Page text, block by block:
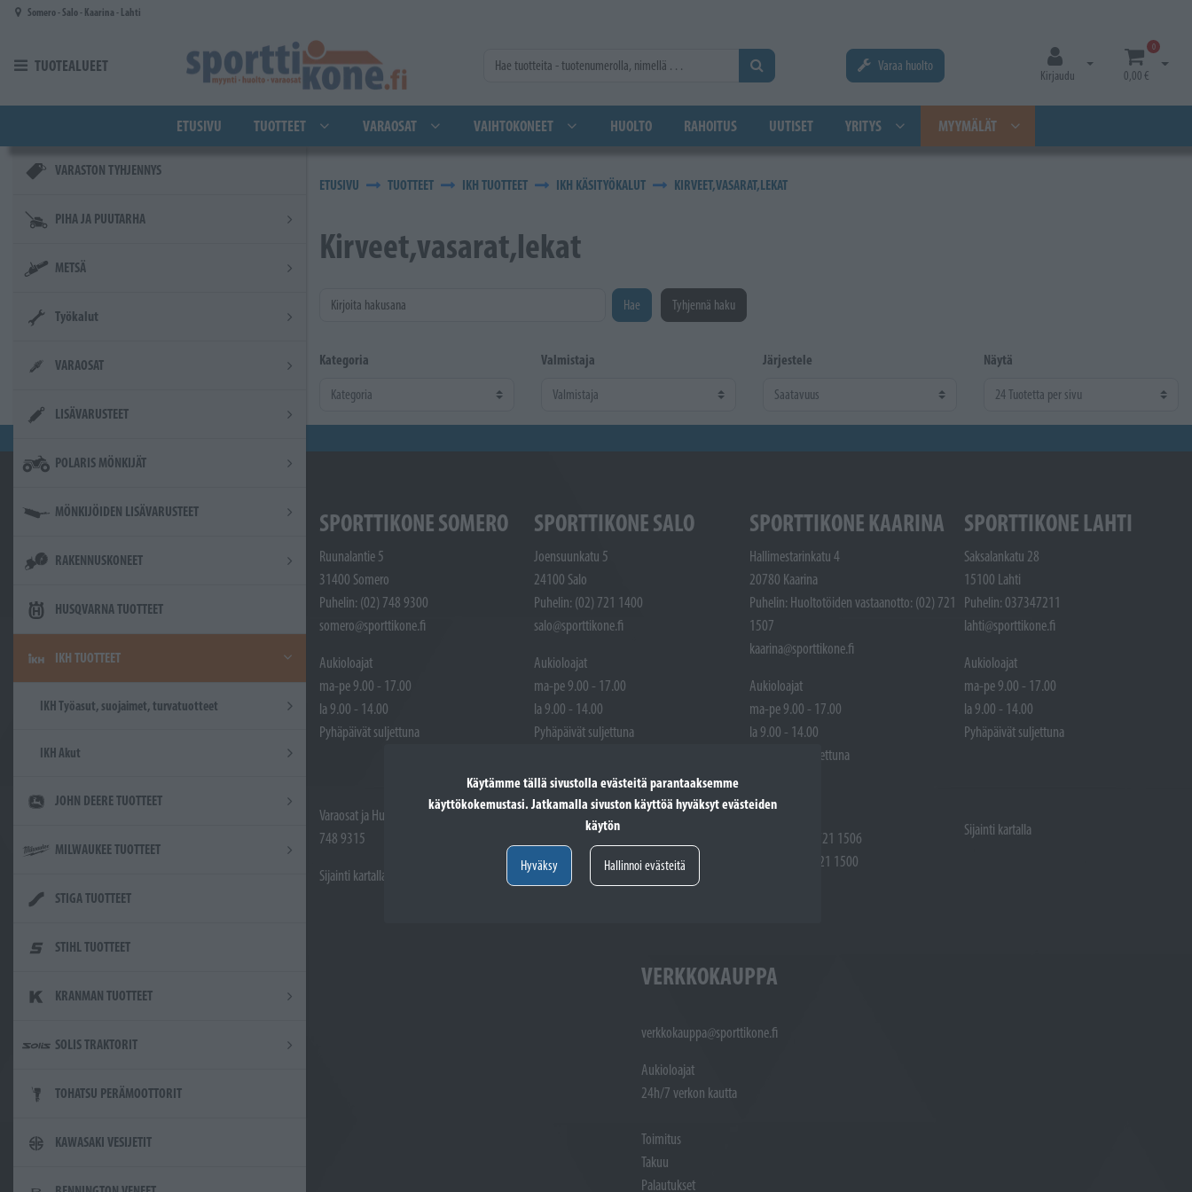
Käytämme tällä sivustolla evästeitä parantaaksemme
käyttökokemustasi. Jatkamalla sivuston käyttöä hyväksyt evästeiden
käytön
Hyväksy Hallinnoi evästeitä
Siirry pääsisältöön
Somero - Salo - Kaarina - Lahti
TUOTEALUEET Varaa huolto
Kirjaudu
Avaa kirjautuminen
0
0,00 €
Avaa
ETUSIVU TUOTTEET VARAOSAT VAIHTOKONEET HUOLTO RAHOITUS UUTISET YRITYS MYYMÄLÄT
VARASTON TYHJENNYS
PIHA JA PUUTARHA
METSÄ
Työkalut
VARAOSAT
LISÄVARUSTEET
POLARIS MÖNKIJÄT
MÖNKIJÖIDEN LISÄVARUSTEET
RAKENNUSKONEET
HUSQVARNA TUOTTEET
IKH TUOTTEET
IKH Työasut, suojaimet, turvatuotteet
IKH Akut
JOHN DEERE TUOTTEET
MILWAUKEE TUOTTEET
STIGA TUOTTEET
STIHL TUOTTEET
KRANMAN TUOTTEET
SOLIS TRAKTORIT
TOHATSU PERÄMOOTTORIT
KAWASAKI VESIJETIT
ETUSIVU TUOTTEET IKH TUOTTEET IKH KÄSITYÖKALUT KIRVEET,VASARAT,LEKAT
Kirveet,vasarat,lekat
Kirjoita hakusana Hae Tyhjennä haku
Kategoria Valmistaja Järjestele Näytä
SPORTTIKONE SOMERO
Ruunalantie 5
31400 Somero
Puhelin: (02) 748 9300
somero@sporttikone.fi
Aukioloajat
ma-pe 9.00 - 17.00
la 9.00 - 14.00
Pyhäpäivät suljettuna
Varaosat ja Huoltotöiden vastaanotto: (02)
748 9315
Sijainti kartalla
SPORTTIKONE SALO
Joensuunkatu 5
24100 Salo
Puhelin: (02) 721 1400
salo@sporttikone.fi
Aukioloajat
ma-pe 9.00 - 17.00
la 9.00 - 14.00
Pyhäpäivät suljettuna
Varaosat: (02) 721 1407
Huoltotöiden vastaanotto: 02 7211405
Sijainti kartalla
SPORTTIKONE KAARINA
Hallimestarinkatu 4
20780 Kaarina
Puhelin: Huoltotöiden vastaanotto: (02) 721
1507
kaarina@sporttikone.fi
Aukioloajat
ma-pe 9.00 - 17.00
la 9.00 - 14.00
Pyhäpäivät suljettuna
Varaosat: (02) 721 1506
Myynti : (02) 721 1500
SPORTTIKONE LAHTI
Saksalankatu 28
15100 Lahti
Puhelin: 037347211
lahti@sporttikone.fi
Aukioloajat
ma-pe 9.00 - 17.00
la 9.00 - 14.00
Pyhäpäivät suljettuna
Sijainti kartalla
VERKKOKAUPPA
verkkokauppa@sporttikone.fi
Aukioloajat
24h/7 verkon kautta
Toimitus
Takuu
Palautukset